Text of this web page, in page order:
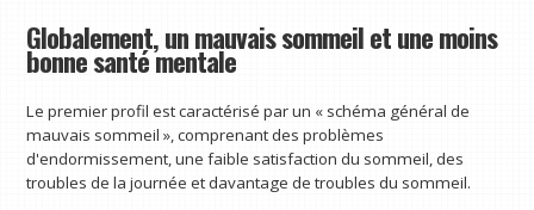
Globalement, un mauvais sommeil et une moins
bonne santé mentale
Le premier profil est caractérisé par un « schéma général de
mauvais sommeil », comprenant des problèmes
d'endormissement, une faible satisfaction du sommeil, des
troubles de la journée et davantage de troubles du sommeil.